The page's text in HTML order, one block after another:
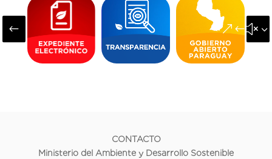
#
CONTACTO
Ministerio del Ambiente y Desarrollo Sostenible